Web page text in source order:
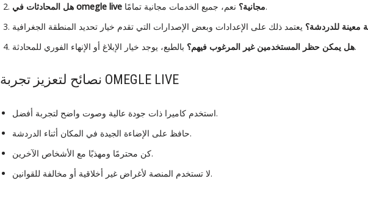
هل المحادثات في omegle live مجانية؟نعم، جميع الخدمات مجانية تمامًا.
معينة للدردشة؟
هل يمكن حظر المستخدمين غير المرغوب فيهم؟بالطبع، يوجد خيار الإبلاغ أو الإنهاء الفوري للمحادثة.
نصائح لتعزيز تجربة OMEGLE LIVE
استخدم كاميرا ذات جودة عالية وصوت واضح لتجربة أفضل.
حافظ على الإضاءة الجيدة في المكان أثناء الدردشة.
كن محترمًا ومهذبًا مع الأشخاص الآخرين.
لا تستخدم المنصة لأغراض غير أخلاقية أو مخالفة للقوانين.